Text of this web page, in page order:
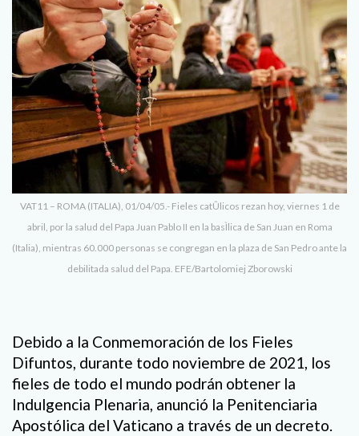
VAT11 – ROMA (ITALIA), 01/04/05.- Fieles catÛlicos rezan hoy, viernes 1 de
abril, por la salud del Papa Juan Pablo II en la basÌlica de San Juan en Roma
(Italia), mientras 60.000 personas se congregan en la plaza de San Pedro ante la
debilitada salud del Papa. EFE/Bartolomiej Zborowski
Debido a la Conmemoración de los Fieles
Difuntos, durante todo noviembre de 2021, los
fieles de todo el mundo podrán obtener la
Indulgencia Plenaria, anunció la Penitenciaria
Apostólica del Vaticano a través de un decreto.